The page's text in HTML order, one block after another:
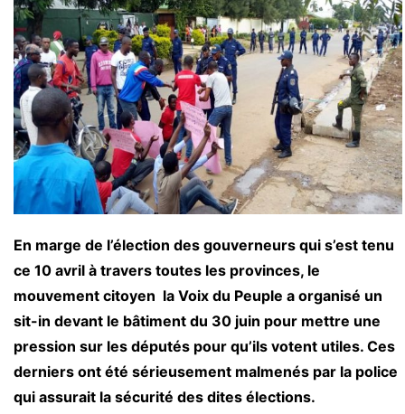
En marge de l’élection des gouverneurs qui s’est tenu
ce 10 avril à travers toutes les provinces, le
mouvement citoyen la Voix du Peuple a organisé un
sit-in devant le bâtiment du 30 juin pour mettre une
pression sur les députés pour qu’ils votent utiles. Ces
derniers ont été sérieusement malmenés par la police
qui assurait la sécurité des dites élections.